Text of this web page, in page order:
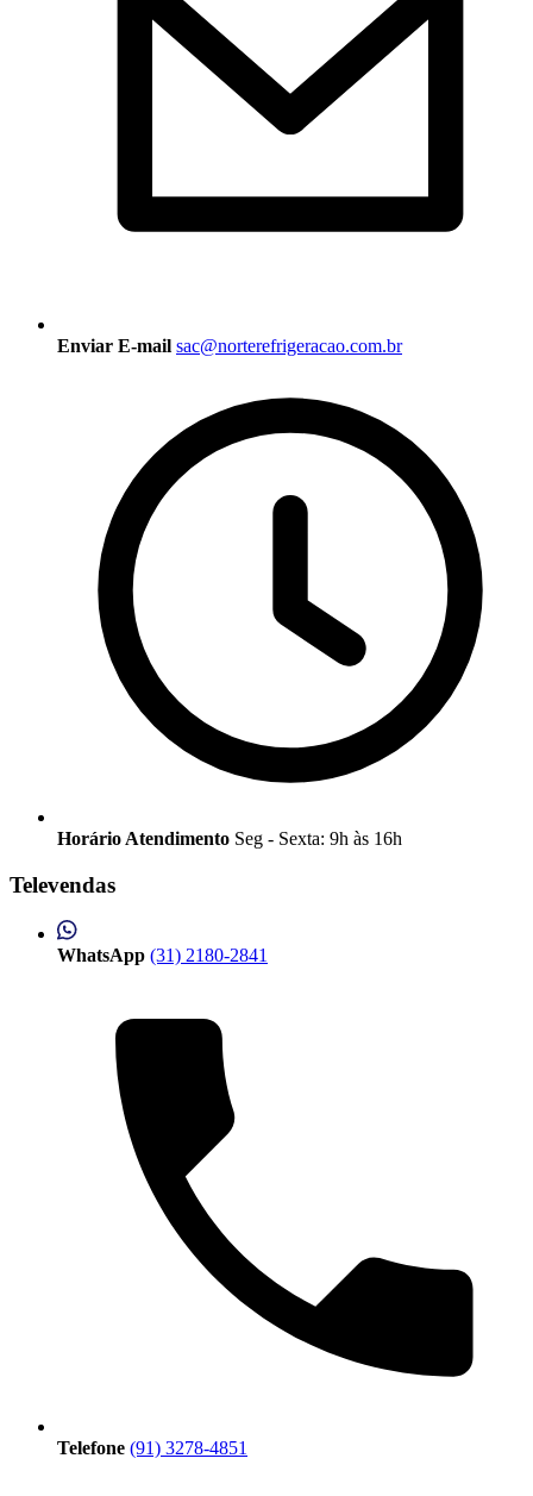
Enviar E-mail sac@norterefrigeracao.com.br
Horário Atendimento Seg - Sexta: 9h às 16h
Televendas
WhatsApp (31) 2180-2841
Telefone (91) 3278-4851